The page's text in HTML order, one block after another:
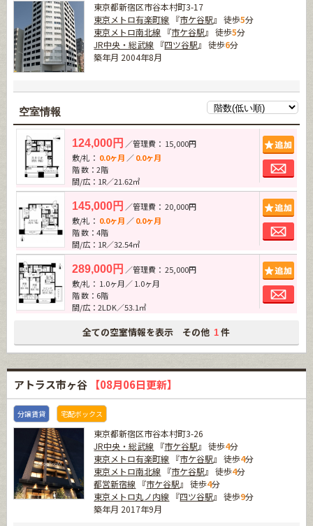
東京都新宿区市谷本村町3-17
東京メトロ有楽町線 『市ケ谷駅』 徒歩5分
東京メトロ南北線 『市ケ谷駅』 徒歩5分
JR中央・総武線 『四ツ谷駅』 徒歩6分
築年月 2004年8月
空室情報
124,000円 ／管理費： 15,000円
敷/礼： 0.0ヶ月 ／0.0ヶ月
階 数：2階
間/広：1R／21.62㎡
145,000円 ／管理費： 20,000円
敷/礼： 0.0ヶ月 ／0.0ヶ月
階 数：4階
間/広：1R／32.54㎡
289,000円 ／管理費： 25,000円
敷/礼： 1.0ヶ月／ 1.0ヶ月
階 数：6階
間/広：2LDK／53.1㎡
全ての空室情報を表示 その他 1 件
アトラス市ヶ谷 【08月06日更新】
分譲賃貸 宅配ボックス
東京都新宿区市谷本村町3-26
JR中央・総武線 『市ケ谷駅』 徒歩4分
東京メトロ有楽町線 『市ケ谷駅』 徒歩4分
東京メトロ南北線 『市ケ谷駅』 徒歩4分
都営新宿線 『市ケ谷駅』 徒歩4分
東京メトロ丸ノ内線 『四ツ谷駅』 徒歩9分
築年月 2017年9月